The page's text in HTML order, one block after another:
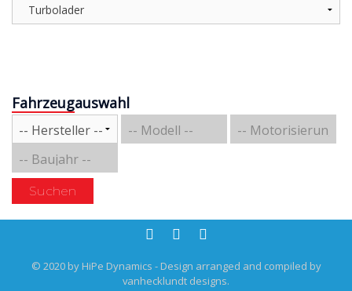
Fahrzeugauswahl
Suchen
© 2020 by HiPe Dynamics - Design arranged and compiled by
vanhecklundt designs.